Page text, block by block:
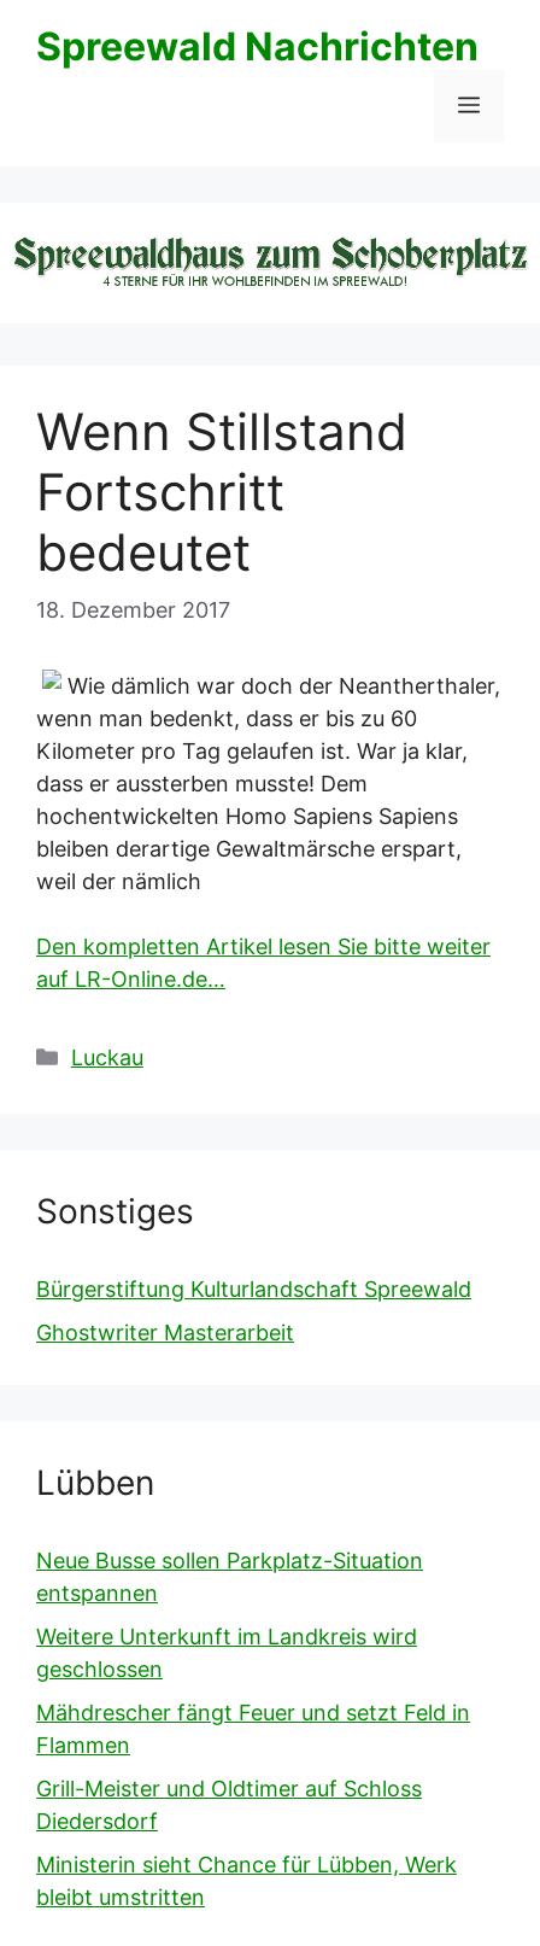
InhaltSpreewald Nachrichten
Menü
Wenn Stillstand
Fortschritt
bedeutet
18. Dezember 2017
Wie dämlich war doch der Neantherthaler,
wenn man bedenkt, dass er bis zu 60
Kilometer pro Tag gelaufen ist. War ja klar,
dass er aussterben musste! Dem
hochentwickelten Homo Sapiens Sapiens
bleiben derartige Gewaltmärsche erspart,
weil der nämlich
Den kompletten Artikel lesen Sie bitte weiter
auf LR-Online.de…
Kategorien
Luckau
Sonstiges
Bürgerstiftung Kulturlandschaft Spreewald
Ghostwriter Masterarbeit
Lübben
Neue Busse sollen Parkplatz-Situation
entspannen
Weitere Unterkunft im Landkreis wird
geschlossen
Mähdrescher fängt Feuer und setzt Feld in
Flammen
Grill-Meister und Oldtimer auf Schloss
Diedersdorf
Ministerin sieht Chance für Lübben, Werk
bleibt umstritten